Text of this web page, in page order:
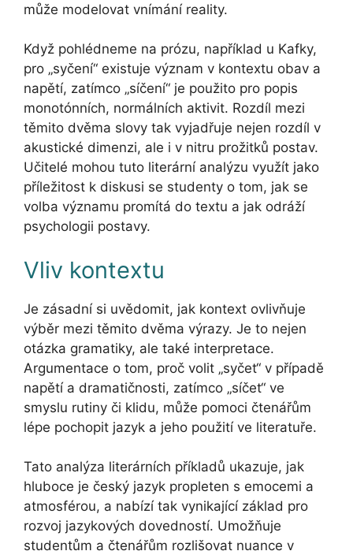
může modelovat vnímání reality.
Když pohlédneme na prózu, například u Kafky,
pro „syčení“ existuje význam v kontextu obav a
napětí, zatímco „síčení“ je použito pro popis
monotónních, normálních aktivit. Rozdíl mezi
těmito dvěma slovy tak vyjadřuje nejen rozdíl v
akustické dimenzi, ale i v nitru prožitků postav.
Učitelé mohou tuto literární analýzu využít jako
příležitost k diskusi se studenty o tom, jak se
volba významu promítá do textu a jak odráží
psychologii postavy.
Vliv kontextu
Je zásadní si uvědomit, jak kontext ovlivňuje
výběr mezi těmito dvěma výrazy. Je to nejen
otázka gramatiky, ale také interpretace.
Argumentace o tom, proč volit „syčet“ v případě
napětí a dramatičnosti, zatímco „síčet“ ve
smyslu rutiny či klidu, může pomoci čtenářům
lépe pochopit jazyk a jeho použití ve literatuře.
Tato analýza literárních příkladů ukazuje, jak
hluboce je český jazyk propleten s emocemi a
atmosférou, a nabízí tak vynikající základ pro
rozvoj jazykových dovedností. Umožňuje
studentům a čtenářům rozlišovat nuance v